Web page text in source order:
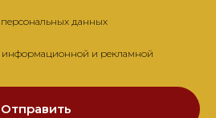
данных
информационной и рекламной
Отправить